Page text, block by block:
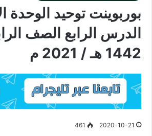
بوربوينت توحيد الوحدة
الدرس الرابع الصف
1442 هـ / 2021 م
2020-10-21
461